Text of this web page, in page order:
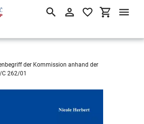
SuchenEinloggen
der Kommission anhand der
262/01